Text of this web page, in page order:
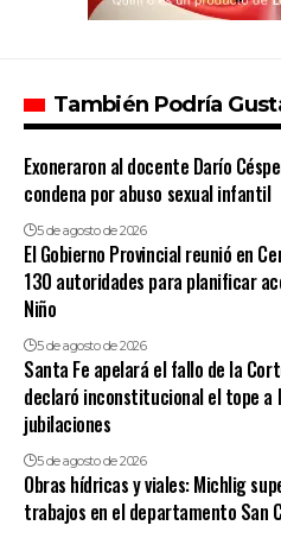
También Podría
Exoneraron al docente Darío
condena por abuso sexual infantil
5 de agosto de 2026
El Gobierno Provincial reunió en
130 autoridades para planificar
Niño
5 de agosto de 2026
Santa Fe apelará el fallo de la
declaró inconstitucional el tope a
jubilaciones
5 de agosto de 2026
Obras hídricas y viales: Michlig
trabajos en el departamento San